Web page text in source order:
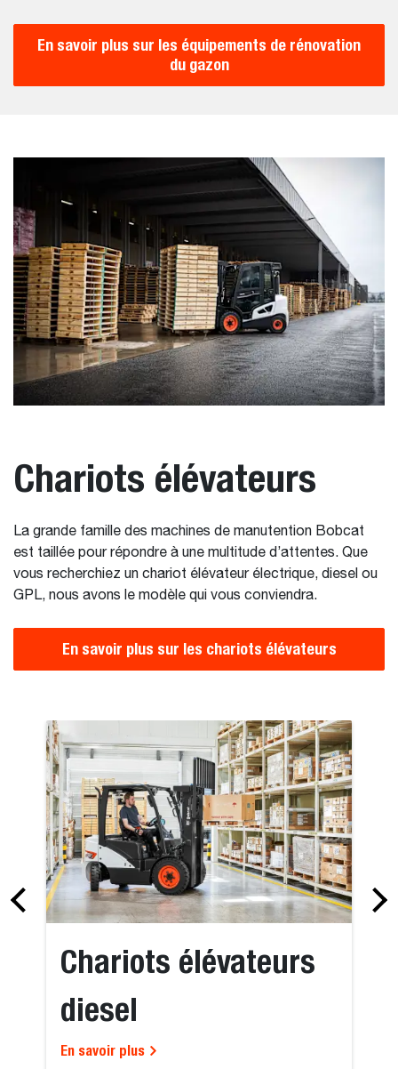
En savoir plus sur les équipements de rénovation
du gazon
Chariots élévateurs
La grande famille des machines de manutention Bobcat
est taillée pour répondre à une multitude d’attentes. Que
vous recherchiez un chariot élévateur électrique, diesel ou
GPL, nous avons le modèle qui vous conviendra.
En savoir plus sur les chariots élévateurs
Chariots élévateurs
diesel
En savoir plus